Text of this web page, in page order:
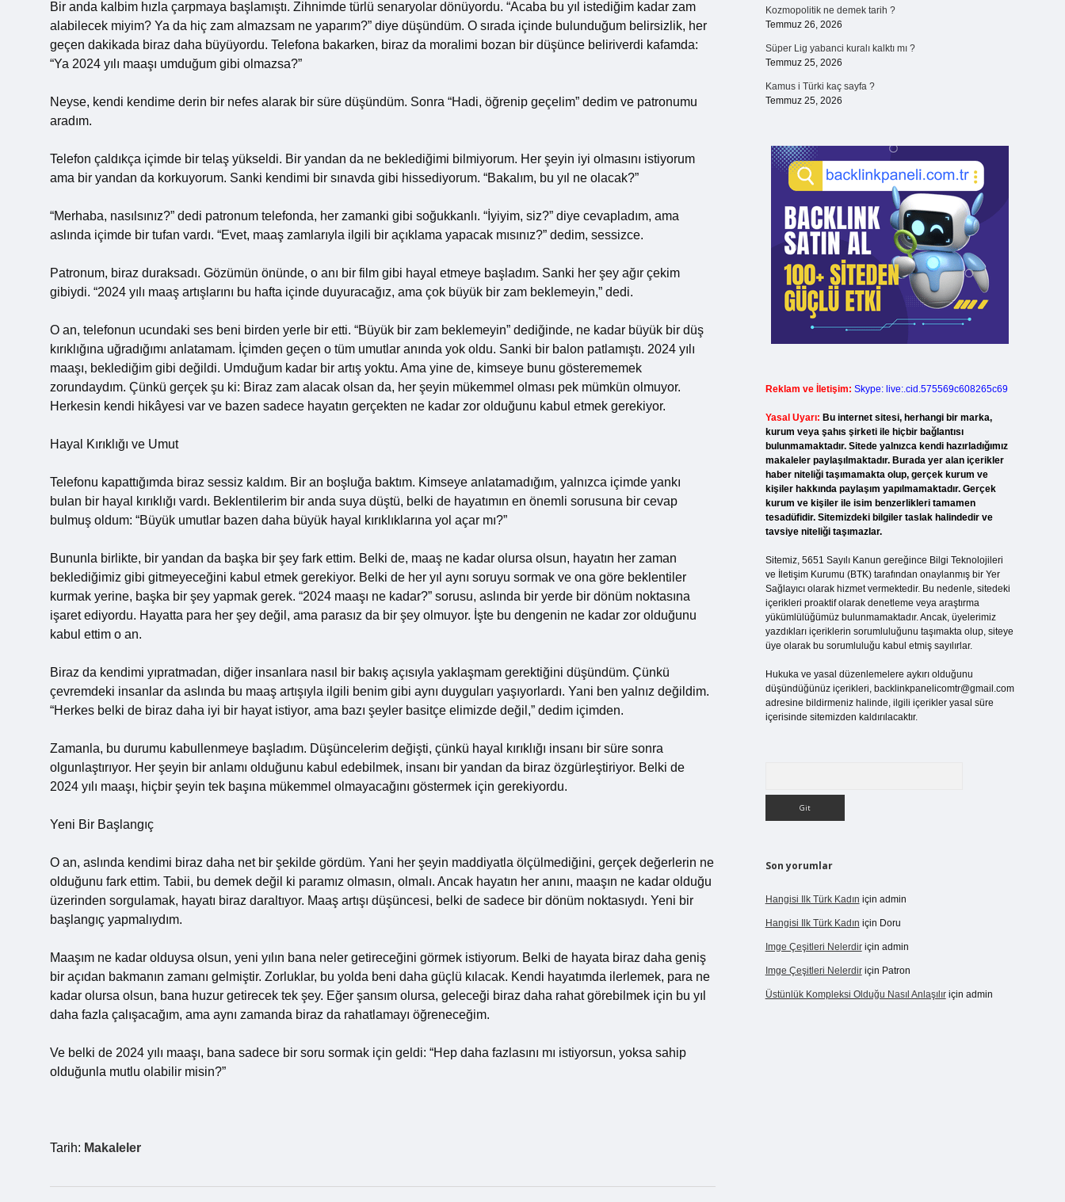
Bir anda kalbim hızla çarpmaya başlamıştı. Zihnimde türlü senaryolar dönüyordu. “Acaba bu yıl istediğim kadar zam
alabilecek miyim? Ya da hiç zam almazsam ne yaparım?” diye düşündüm. O sırada içinde bulunduğum belirsizlik, her
geçen dakikada biraz daha büyüyordu. Telefona bakarken, biraz da moralimi bozan bir düşünce beliriverdi kafamda:
“Ya 2024 yılı maaşı umduğum gibi olmazsa?”
Neyse, kendi kendime derin bir nefes alarak bir süre düşündüm. Sonra “Hadi, öğrenip geçelim” dedim ve patronumu
aradım.
Telefon çaldıkça içimde bir telaş yükseldi. Bir yandan da ne beklediğimi bilmiyorum. Her şeyin iyi olmasını istiyorum
ama bir yandan da korkuyorum. Sanki kendimi bir sınavda gibi hissediyorum. “Bakalım, bu yıl ne olacak?”
“Merhaba, nasılsınız?” dedi patronum telefonda, her zamanki gibi soğukkanlı. “İyiyim, siz?” diye cevapladım, ama
aslında içimde bir tufan vardı. “Evet, maaş zamlarıyla ilgili bir açıklama yapacak mısınız?” dedim, sessizce.
Patronum, biraz duraksadı. Gözümün önünde, o anı bir film gibi hayal etmeye başladım. Sanki her şey ağır çekim
gibiydi. “2024 yılı maaş artışlarını bu hafta içinde duyuracağız, ama çok büyük bir zam beklemeyin,” dedi.
O an, telefonun ucundaki ses beni birden yerle bir etti. “Büyük bir zam beklemeyin” dediğinde, ne kadar büyük bir düş
kırıklığına uğradığımı anlatamam. İçimden geçen o tüm umutlar anında yok oldu. Sanki bir balon patlamıştı. 2024 yılı
maaşı, beklediğim gibi değildi. Umduğum kadar bir artış yoktu. Ama yine de, kimseye bunu gösterememek
zorundaydım. Çünkü gerçek şu ki: Biraz zam alacak olsan da, her şeyin mükemmel olması pek mümkün olmuyor.
Herkesin kendi hikâyesi var ve bazen sadece hayatın gerçekten ne kadar zor olduğunu kabul etmek gerekiyor.
Hayal Kırıklığı ve Umut
Telefonu kapattığımda biraz sessiz kaldım. Bir an boşluğa baktım. Kimseye anlatamadığım, yalnızca içimde yankı
bulan bir hayal kırıklığı vardı. Beklentilerim bir anda suya düştü, belki de hayatımın en önemli sorusuna bir cevap
bulmuş oldum: “Büyük umutlar bazen daha büyük hayal kırıklıklarına yol açar mı?”
Bununla birlikte, bir yandan da başka bir şey fark ettim. Belki de, maaş ne kadar olursa olsun, hayatın her zaman
beklediğimiz gibi gitmeyeceğini kabul etmek gerekiyor. Belki de her yıl aynı soruyu sormak ve ona göre beklentiler
kurmak yerine, başka bir şey yapmak gerek. “2024 maaşı ne kadar?” sorusu, aslında bir yerde bir dönüm noktasına
işaret ediyordu. Hayatta para her şey değil, ama parasız da bir şey olmuyor. İşte bu dengenin ne kadar zor olduğunu
kabul ettim o an.
Biraz da kendimi yıpratmadan, diğer insanlara nasıl bir bakış açısıyla yaklaşmam gerektiğini düşündüm. Çünkü
çevremdeki insanlar da aslında bu maaş artışıyla ilgili benim gibi aynı duyguları yaşıyorlardı. Yani ben yalnız değildim.
“Herkes belki de biraz daha iyi bir hayat istiyor, ama bazı şeyler basitçe elimizde değil,” dedim içimden.
Zamanla, bu durumu kabullenmeye başladım. Düşüncelerim değişti, çünkü hayal kırıklığı insanı bir süre sonra
olgunlaştırıyor. Her şeyin bir anlamı olduğunu kabul edebilmek, insanı bir yandan da biraz özgürleştiriyor. Belki de
2024 yılı maaşı, hiçbir şeyin tek başına mükemmel olmayacağını göstermek için gerekiyordu.
Yeni Bir Başlangıç
O an, aslında kendimi biraz daha net bir şekilde gördüm. Yani her şeyin maddiyatla ölçülmediğini, gerçek değerlerin ne
olduğunu fark ettim. Tabii, bu demek değil ki paramız olmasın, olmalı. Ancak hayatın her anını, maaşın ne kadar olduğu
üzerinden sorgulamak, hayatı biraz daraltıyor. Maaş artışı düşüncesi, belki de sadece bir dönüm noktasıydı. Yeni bir
başlangıç yapmalıydım.
Maaşım ne kadar olduysa olsun, yeni yılın bana neler getireceğini görmek istiyorum. Belki de hayata biraz daha geniş
bir açıdan bakmanın zamanı gelmiştir. Zorluklar, bu yolda beni daha güçlü kılacak. Kendi hayatımda ilerlemek, para ne
kadar olursa olsun, bana huzur getirecek tek şey. Eğer şansım olursa, geleceği biraz daha rahat görebilmek için bu yıl
daha fazla çalışacağım, ama aynı zamanda biraz da rahatlamayı öğreneceğim.
Ve belki de 2024 yılı maaşı, bana sadece bir soru sormak için geldi: “Hep daha fazlasını mı istiyorsun, yoksa sahip
olduğunla mutlu olabilir misin?”
Tarih: Makaleler
Kozmopolitik ne demek tarih ?
Temmuz 26, 2026
Süper Lig yabanci kuralı kalktı mı ?
Temmuz 25, 2026
Kamus i Türki kaç sayfa ?
Temmuz 25, 2026
Reklam ve İletişim: Skype: live:.cid.575569c608265c69
Yasal Uyarı: Bu internet sitesi, herhangi bir marka,
kurum veya şahıs şirketi ile hiçbir bağlantısı
bulunmamaktadır. Sitede yalnızca kendi hazırladığımız
makaleler paylaşılmaktadır. Burada yer alan içerikler
haber niteliği taşımamakta olup, gerçek kurum ve
kişiler hakkında paylaşım yapılmamaktadır. Gerçek
kurum ve kişiler ile isim benzerlikleri tamamen
tesadüfidir. Sitemizdeki bilgiler taslak halindedir ve
tavsiye niteliği taşımazlar.
Sitemiz, 5651 Sayılı Kanun gereğince Bilgi Teknolojileri
ve İletişim Kurumu (BTK) tarafından onaylanmış bir Yer
Sağlayıcı olarak hizmet vermektedir. Bu nedenle, sitedeki
içerikleri proaktif olarak denetleme veya araştırma
yükümlülüğümüz bulunmamaktadır. Ancak, üyelerimiz
yazdıkları içeriklerin sorumluluğunu taşımakta olup, siteye
üye olarak bu sorumluluğu kabul etmiş sayılırlar.
Hukuka ve yasal düzenlemelere aykırı olduğunu
düşündüğünüz içerikleri, backlinkpanelicomtr@gmail.com
adresine bildirmeniz halinde, ilgili içerikler yasal süre
içerisinde sitemizden kaldırılacaktır.
Son yorumlar
Hangisi Ilk Türk Kadın için admin
Hangisi Ilk Türk Kadın için Doru
Imge Çeşitleri Nelerdiriçin admin
Imge Çeşitleri Nelerdiriçin Patron
Üstünlük Kompleksi Olduğu Nasıl Anlaşılıriçin admin